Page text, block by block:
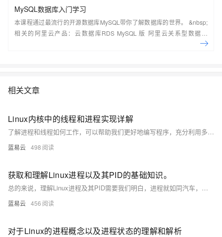
MySQL数据库入门学习
本课程通过最流行的开源数据库MySQL带你了解数据库的世界。 &nbsp;
相关的阿里云产品：云数据库RDS MySQL 版 阿里云关系型数据库
RDS（Relational Database Service）是一种稳定可靠、可弹性伸缩的在
相关文章
Linux内核中的线程和进程实现详解
了解进程和线程如何工作，可以帮助我们更好地编写程序，充分利用多核CPU，实现并行计算，提高系统的响应速度和计算效能。记住，适当平衡进程和线程的使用，既要拥有独立空间的'兄弟'，也需要在'家庭'中分享和并行的成员。对于这个世界，现在，你应该有一个全新的认识。
蓝易云 498
获取和理解Linux进程以及其PID的基础知识。
总的来说，理解Linux进程及其PID需要我们明白，进程就如同汽车，负责执行任务，而PID则是独特的车牌号，为我们提供了管理的便利。知道这个，我们就可以更好地理解和操作Linux系统，甚至通过对进程的有效管理，让系统运行得更加顺畅。
蓝易云 456
对于Linux的进程概念以及进程状态的理解和解析